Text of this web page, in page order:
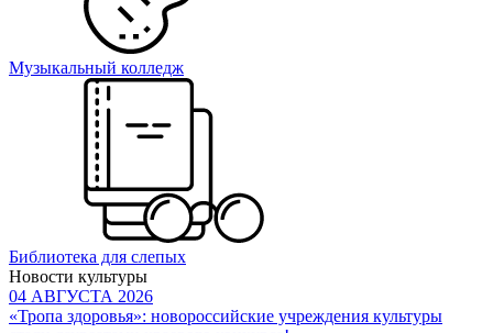
Музыкальный колледж
Библиотека для слепых
Новости культуры
04 АВГУСТА 2026
«Тропа здоровья»: новороссийские учреждения культуры